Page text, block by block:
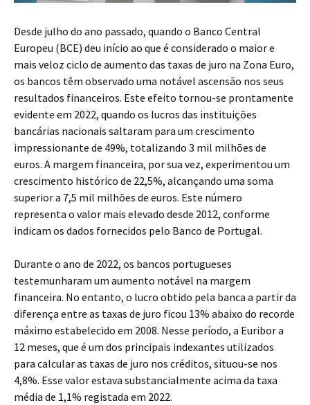
Desde julho do ano passado, quando o Banco Central
Europeu (BCE) deu início ao que é considerado o maior e
mais veloz ciclo de aumento das taxas de juro na Zona Euro,
os bancos têm observado uma notável ascensão nos seus
resultados financeiros. Este efeito tornou-se prontamente
evidente em 2022, quando os lucros das instituições
bancárias nacionais saltaram para um crescimento
impressionante de 49%, totalizando 3 mil milhões de
euros. A margem financeira, por sua vez, experimentou um
crescimento histórico de 22,5%, alcançando uma soma
superior a 7,5 mil milhões de euros. Este número
representa o valor mais elevado desde 2012, conforme
indicam os dados fornecidos pelo Banco de Portugal.
Durante o ano de 2022, os bancos portugueses
testemunharam um aumento notável na margem
financeira. No entanto, o lucro obtido pela banca a partir da
diferença entre as taxas de juro ficou 13% abaixo do recorde
máximo estabelecido em 2008. Nesse período, a Euribor a
12 meses, que é um dos principais indexantes utilizados
para calcular as taxas de juro nos créditos, situou-se nos
4,8%. Esse valor estava substancialmente acima da taxa
média de 1,1% registada em 2022.